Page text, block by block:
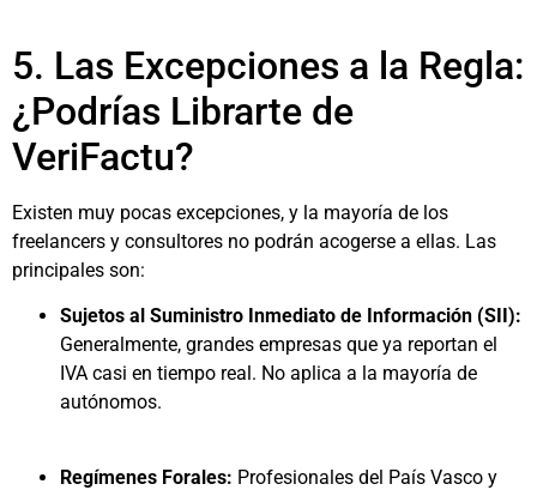
5. Las Excepciones a la Regla:
¿Podrías Librarte de
VeriFactu?
Existen muy pocas excepciones, y la mayoría de los
freelancers y consultores no podrán acogerse a ellas. Las
principales son:
Sujetos al Suministro Inmediato de Información (SII):
Generalmente, grandes empresas que ya reportan el
IVA casi en tiempo real. No aplica a la mayoría de
autónomos.
Regímenes Forales: Profesionales del País Vasco y